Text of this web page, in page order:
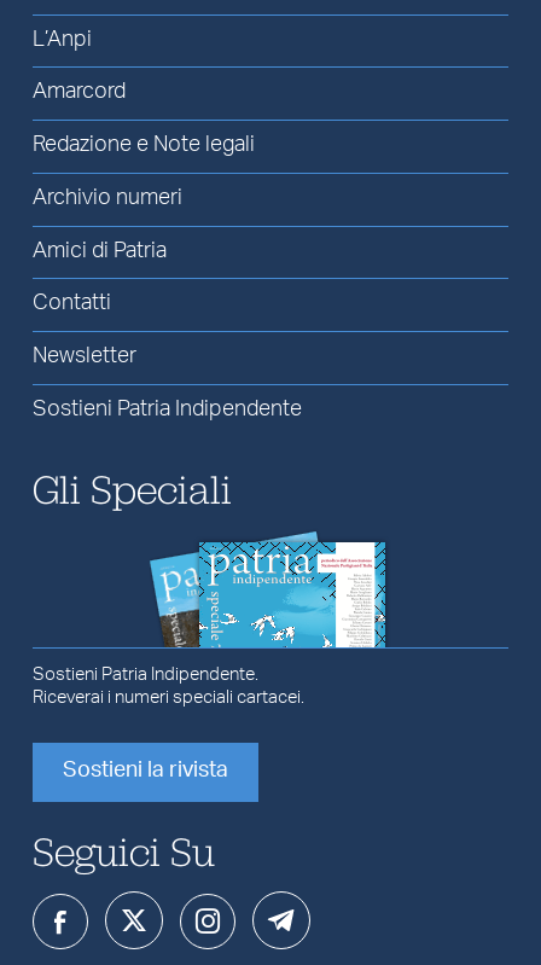
L’Anpi
Amarcord
Redazione e Note legali
Archivio numeri
Amici di Patria
Contatti
Newsletter
Sostieni Patria Indipendente
Gli Speciali
Sostieni Patria Indipendente.
Riceverai i numeri speciali cartacei.
Sostieni la rivista
Seguici Su